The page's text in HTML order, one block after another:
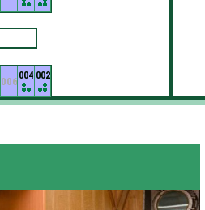
002
004
006